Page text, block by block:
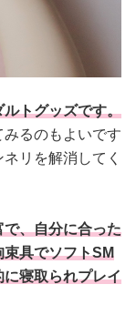
トグッズです。
るのもよいです
リを解消してく
、自分に合った
具でソフトSM
寝取られプレイ